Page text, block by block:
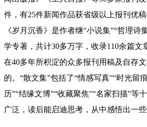
件，有25件新闻作品获省级以上报刊优稿
《岁月沉香》是作者继“小说集”“哲理诗
学专著， 共计30多万字， 收录110余篇文
在40多年所积淀的众多报刊用稿及自存
的。“散文集”包括了“情感写真”“时光留
历”“结缘文博”“收藏聚焦”“名家扫描”等
广泛，读后能启迪思考，从中感悟出一些